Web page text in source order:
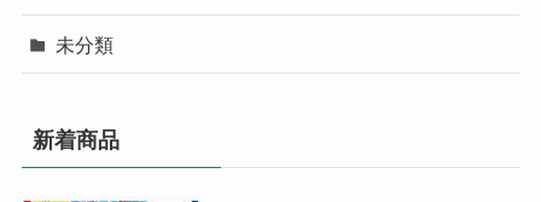
未分類
新着商品